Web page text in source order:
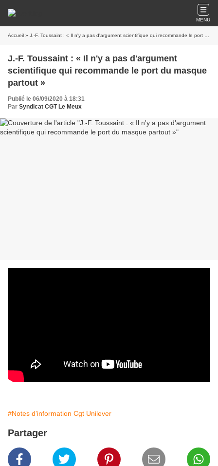
MENU
Accueil » J.-F. Toussaint : « Il n'y a pas d'argument scientifique qui recommande le port du masque partout »
J.-F. Toussaint : « Il n'y a pas d'argument
scientifique qui recommande le port du masque
partout »
Publié le 06/09/2020 à 18:31
Par Syndicat CGT Le Meux
#Notes d'information Cgt Unilever
Partager